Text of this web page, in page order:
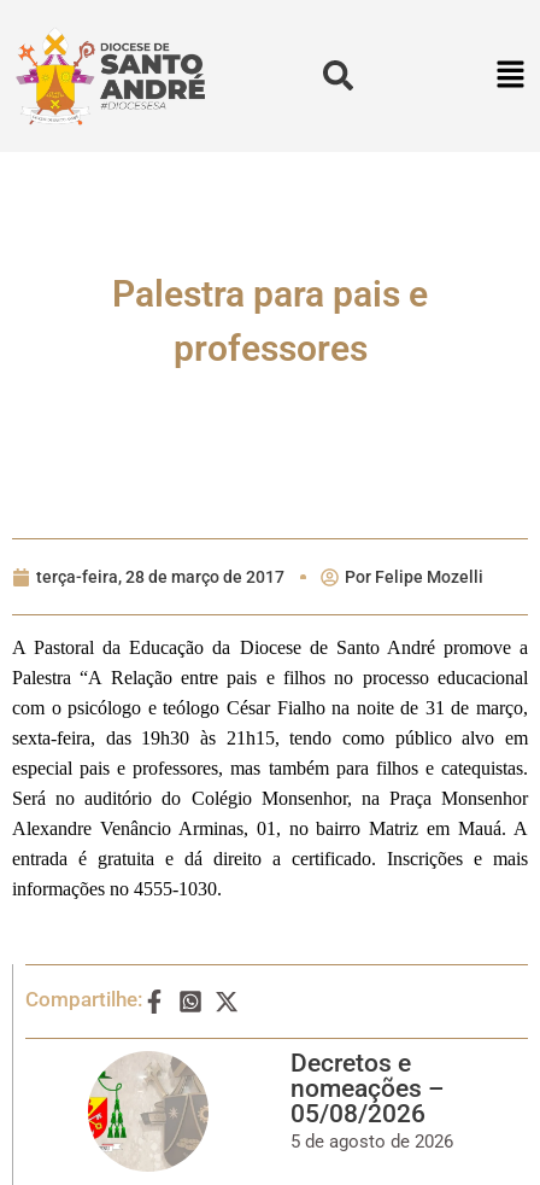
Palestra para pais e
professores
terça-feira, 28 de março de 2017 Por Felipe Mozelli
A Pastoral da Educação da Diocese de Santo André promove a
Palestra “A Relação entre pais e filhos no processo educacional
com o psicólogo e teólogo César Fialho na noite de 31 de março,
sexta-feira, das 19h30 às 21h15, tendo como público alvo em
especial pais e professores, mas também para filhos e catequistas.
Será no auditório do Colégio Monsenhor, na Praça Monsenhor
Alexandre Venâncio Arminas, 01, no bairro Matriz em Mauá. A
entrada é gratuita e dá direito a certificado. Inscrições e mais
informações no 4555-1030.
Compartilhe:
Decretos e
nomeações –
05/08/2026
5 de agosto de 2026